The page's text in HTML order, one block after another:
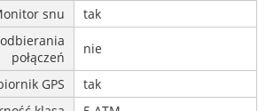
snu
tak
połączeń
nie
GPS
tak